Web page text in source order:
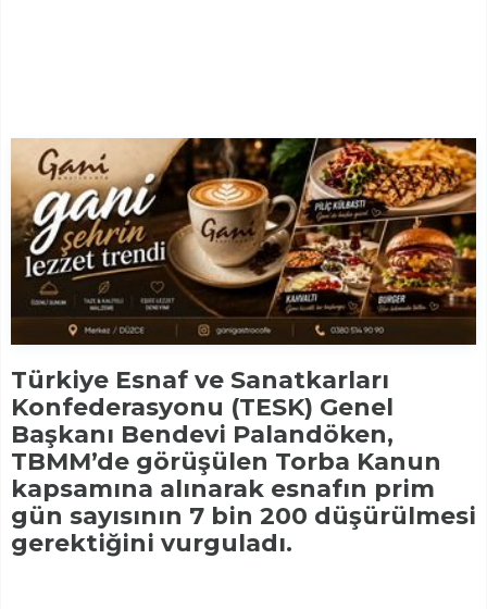
Türkiye Esnaf ve Sanatkarları
Konfederasyonu (TESK) Genel
Başkanı Bendevi Palandöken,
TBMM’de görüşülen Torba Kanun
kapsamına alınarak esnafın prim
gün sayısının 7 bin 200 düşürülmesi
gerektiğini vurguladı.